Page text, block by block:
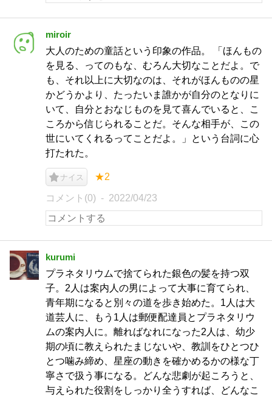
miroir
大人のための童話という印象の作品。 「ほんもの
を見る、ってのもな、むろん大切なことだよ。で
も、それ以上に大切なのは、それがほんものの星
かどうかより、たったいま誰かが自分のとなりに
いて、自分とおなじものを見て喜んでいると、こ
ころから信じられることだ。そんな相手が、この
世にいてくれるってことだよ。」という台詞に心
打たれた。
ナイス ★2
コメント(0) 2022/04/23
kurumi
プラネタリウムで捨てられた銀色の髪を持つ双
子。2人は案内人の男によって大事に育てられ、
青年期になると別々の道を歩き始めた。1人は大
道芸人に、もう1人は郵便配達員とプラネタリウ
ムの案内人に。離ればなれになった2人は、幼少
期の頃に教えられたまじないや、教訓をひとつひ
とつ噛み締め、星座の動きを確かめるかの様な丁
寧さで扱う事になる。どんな悲劇が起ころうと、
与えられた役割をしっかり全うすれば、どんなこ